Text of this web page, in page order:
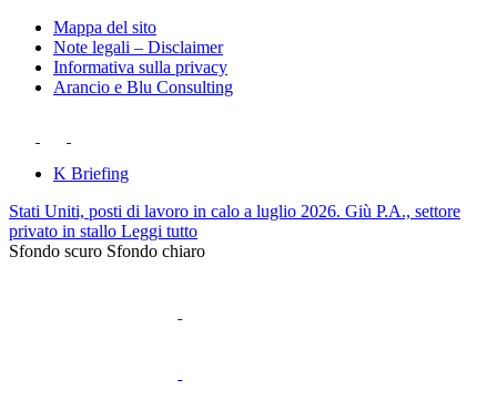
Mappa del sito
Note legali – Disclaimer
Informativa sulla privacy
Arancio e Blu Consulting
K Briefing
Stati Uniti, posti di lavoro in calo a luglio 2026. Giù P.A., settore
privato in stallo Leggi tutto
Sfondo scuro Sfondo chiaro